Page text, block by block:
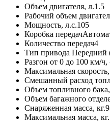
Объем двигателя, л.1.5
Рабочий объем
Мощность, л.с.105
Коробка передач
Количество передач4
Тип привода Передний
Разгон от 0 до 100 км/ч,
Максимальная
Смешанный расход
Объем топливного
Объем багажного
Снаряженная масса, кг.
Максимальная масса, кг.